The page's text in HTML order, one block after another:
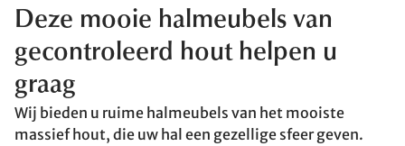
Deze mooie halmeubels van
gecontroleerd hout helpen u
graag
Wij bieden u ruime halmeubels van het mooiste
massief hout, die uw hal een gezellige sfeer geven.